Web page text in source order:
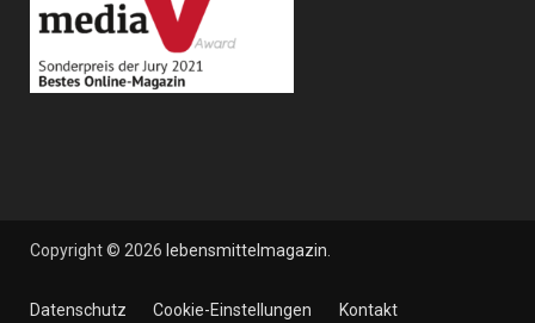
Copyright © 2026 lebensmittelmagazin
Datenschutz Cookie-Einstellungen Kontakt